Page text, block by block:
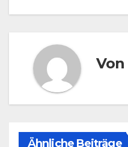
Von
Ähnliche Beiträge